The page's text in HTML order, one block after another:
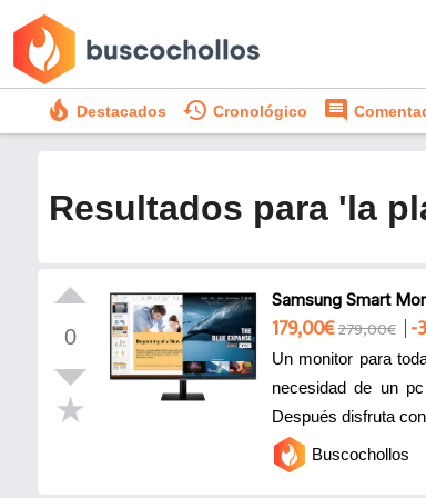
local_fire_department Destacados history Cronológico comment
Resultados para 'la
0
Samsung Smart
179,00€279,00€ -
Un monitor para
necesidad de un
Después disfruta
Buscochollos